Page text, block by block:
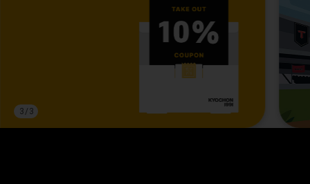
3/ 3